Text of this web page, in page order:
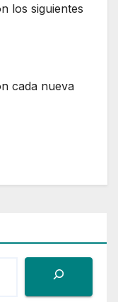
los siguientes
cada nueva